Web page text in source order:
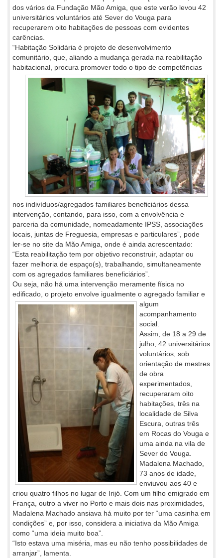
dos vários da Fundação Mão Amiga, que este verão levou 42
universitários voluntários até Sever do Vouga para
recuperarem oito habitações de pessoas com evidentes
carências.
“Habitação Solidária é projeto de desenvolvimento
comunitário, que, aliando a mudança gerada na reabilitação
habitacional, procura promover todo o tipo de competências
nos indivíduos/agregados familiares beneficiários dessa
intervenção, contando, para isso, com a envolvência e
parceria da comunidade, nomeadamente IPSS, associações
locais, juntas de Freguesia, empresas e particulares”, pode
ler-se no site da Mão Amiga, onde é ainda acrescentado:
“Esta reabilitação tem por objetivo reconstruir, adaptar ou
fazer melhoria de espaço(s), trabalhando, simultaneamente
com os agregados familiares beneficiários”.
Ou seja, não há uma intervenção meramente física no
edificado, o projeto envolve igualmente o agregado familiar e
algum
acompanhamento
social.
Assim, de 18 a 29 de
julho, 42 universitários
voluntários, sob
orientação de mestres
de obra
experimentados,
recuperaram oito
habitações, três na
localidade de Silva
Escura, outras três
em Rocas do Vouga e
uma ainda na vila de
Sever do Vouga.
Madalena Machado,
73 anos de idade,
enviuvou aos 40 e
criou quatro filhos no lugar de Irijó. Com um filho emigrado em
França, outro a viver no Porto e mais dois nas proximidades,
Madalena Machado ansiava há muito por ter “uma casinha em
condições” e, por isso, considera a iniciativa da Mão Amiga
como “uma ideia muito boa”.
“Isto estava uma miséria, mas eu não tenho possibilidades de
arranjar”, lamenta.